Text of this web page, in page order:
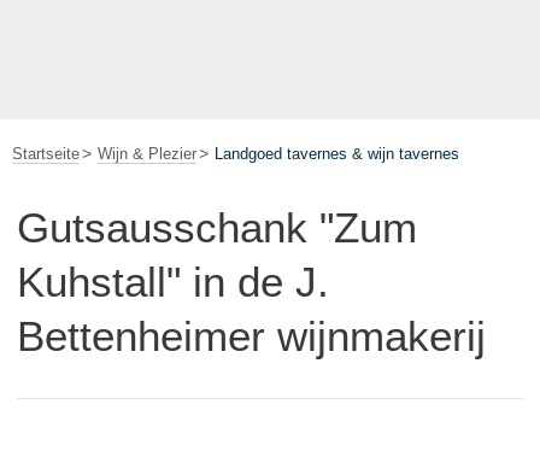
Startseite Wijn & Plezier Landgoed tavernes & wijn tavernes
Gutsausschank "Zum
Kuhstall" in de J.
Bettenheimer wijnmakerij